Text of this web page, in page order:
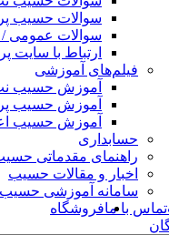
سوالات حسیب
سوالات عمومی /
ارتباط با سایت
فیلم‌های آموزشی
آموزش حسیب
آموزش حسیب
آموزش حسیب
حسابداری
راهنمای مقدماتی
اخبار و مقالات حسیب
سامانه آموزشی
تماس با مافروشگاه